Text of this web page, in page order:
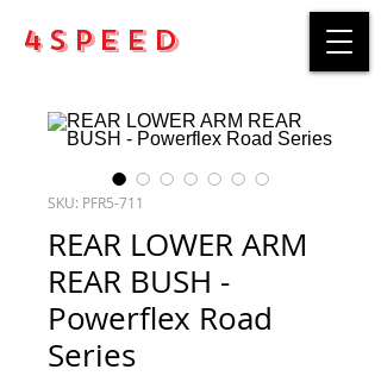
4Speed
SKU: PFR5-711
REAR LOWER ARM
REAR BUSH -
Powerflex Road
Series